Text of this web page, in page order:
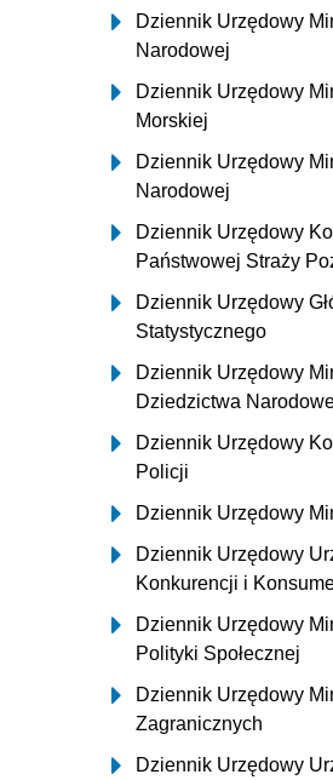
Dziennik Urzędowy
Narodowej
Dziennik Urzędowy
Morskiej
Dziennik Urzędowy
Narodowej
Dziennik Urzędowy
Państwowej Straży
Dziennik Urzędowy
Statystycznego
Dziennik Urzędowy
Dziedzictwa
Dziennik Urzędowy
Policji
Dziennik Urzędowy
Dziennik Urzędowy
Konkurencji i
Dziennik Urzędowy
Polityki Społecznej
Dziennik Urzędowy
Zagranicznych
Dziennik Urzędowy